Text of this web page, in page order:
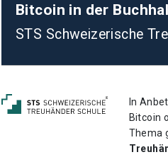
Bitcoin in der
STS Schweizerische
In
Bitcoin
Thema